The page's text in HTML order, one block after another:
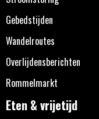
Gebedstijden
Wandelroutes
Overlijdensberichten
Rommelmarkt
Eten & vrijetijd